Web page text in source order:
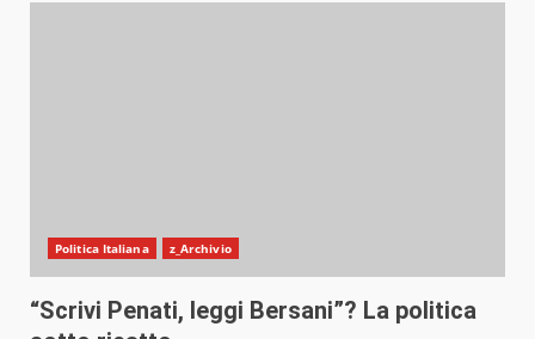
Politica Italiana z_Archivio
“Scrivi Penati, leggi Bersani”? La politica